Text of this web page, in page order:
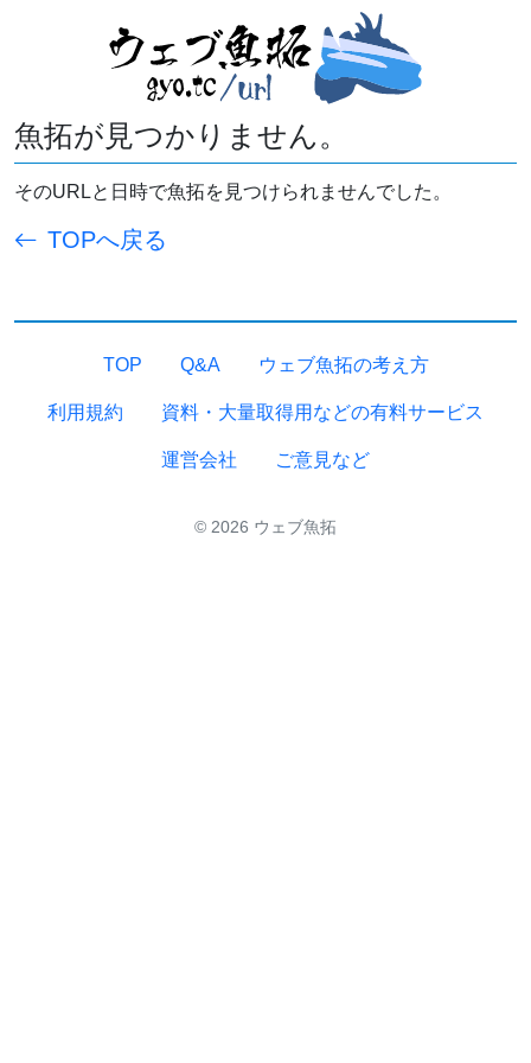
魚拓が見つかりません。
そのURLと日時で魚拓を見つけられませんでした。
TOPへ戻る
TOP Q&A ウェブ魚拓の考え方
利用規約 資料・大量取得用などの有料サービス
運営会社 ご意見など
© 2026 ウェブ魚拓